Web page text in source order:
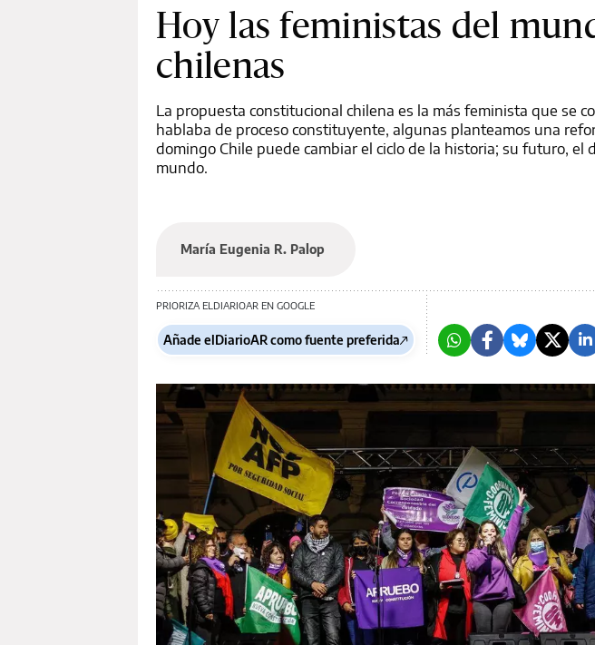
Hoy las feministas del
chilenas
La propuesta constitucional chilena es la más feminista que se
hablaba de proceso constituyente, algunas planteamos una
domingo Chile puede cambiar el ciclo de la historia; su futuro, el
mundo.
María Eugenia R. Palop
PRIORIZA ELDIARIOAR EN GOOGLE
Añade elDiarioAR como fuente preferida